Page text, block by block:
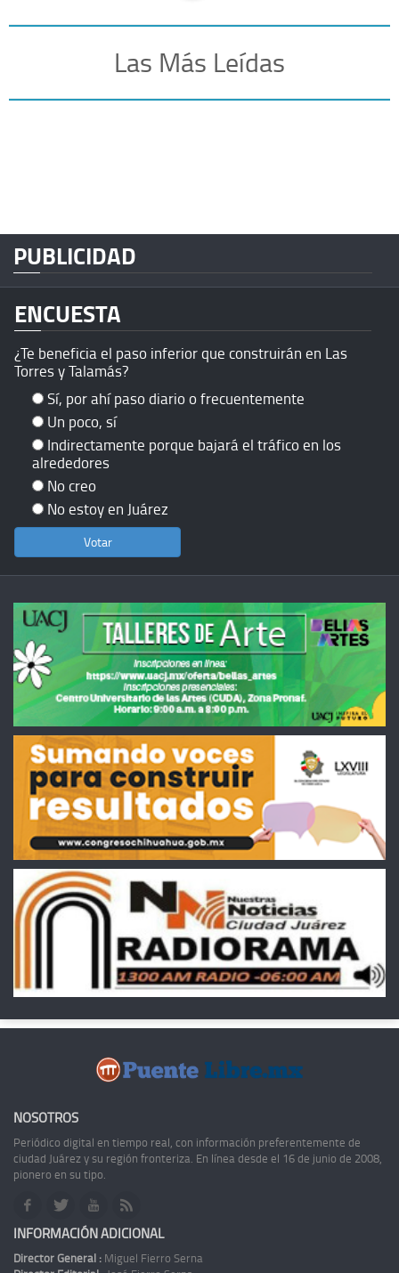
Las Más Leídas
PUBLICIDAD
ENCUESTA
¿Te beneficia el paso inferior que construirán en Las
Torres y Talamás?
Sí, por ahí paso diario o frecuentemente
Un poco, sí
Indirectamente porque bajará el tráfico en los
alrededores
No creo
No estoy en Juárez
NOSOTROS
Periódico digital en tiempo real, con información preferentemente de
ciudad Juárez y su región fronteriza. En línea desde el 16 de junio de 2008,
pionero en su tipo.
INFORMACIÓN ADICIONAL
Director General : Miguel Fierro Serna